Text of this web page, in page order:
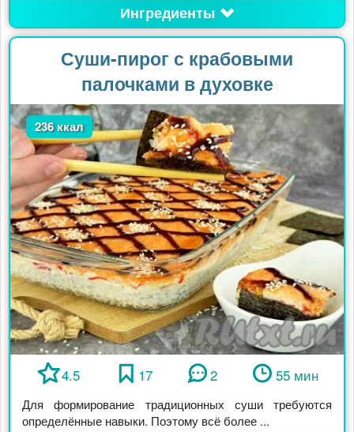
Ингредиенты
Суши-пирог с крабовыми
палочками в духовке
236 ккал
4.5 17 2 55 мин
Для формирование традиционных суши требуются
определённые навыки. Поэтому всё более ...